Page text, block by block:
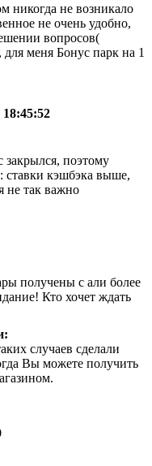
никогда не возникало
не очень удобно,
вопросов(
меня Бонус парк на 1
18:45:52
поэтому
ставки кэшбэка выше,
не так важно
получены с али более
Кто хочет ждать
случаев сделали
Вы можете получить